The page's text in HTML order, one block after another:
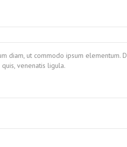
ut commodo ipsum elementum.
venenatis ligula.